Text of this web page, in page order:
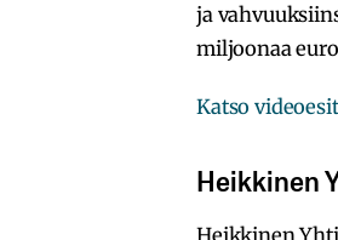
ja
miljoonaa
Katso
Heikkinen
Heikkinen